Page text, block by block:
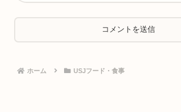
ホーム USJフード・食事